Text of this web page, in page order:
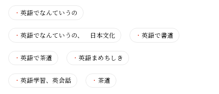
・ 英語でなんていうの
・ 英語でなんていうの、 日本文化 ・英語で書道
・ 英語で茶道 ・英語まめちしき
・ 英語学習、英会話 ・茶道